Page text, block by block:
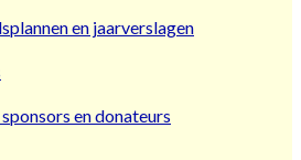
en jaarverslagen
en donateurs